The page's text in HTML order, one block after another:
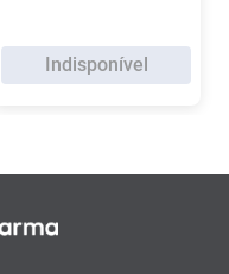
Indisponível